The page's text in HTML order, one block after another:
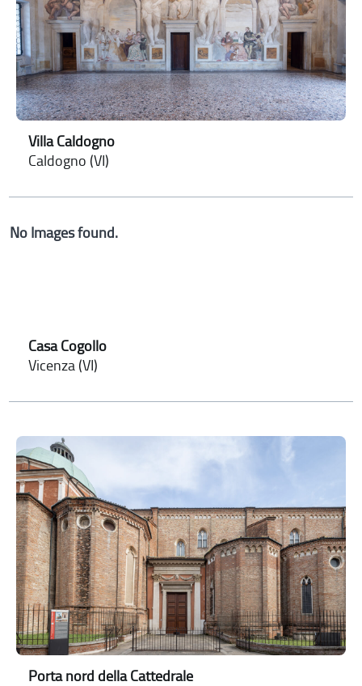
Villa Caldogno
Caldogno (VI)
No Images found.
Casa Cogollo
Vicenza (VI)
Porta nord della Cattedrale